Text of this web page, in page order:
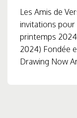
Les Amis de
invitations
printemps
2024) Fondée
Drawing Now